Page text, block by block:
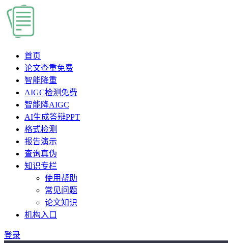
首页
论文查重免费
智能降重
AIGC检测 免费
智能降AIGC
AI生成答辩PPT
格式检测
报告演示
查询真伪
知识专栏
使用帮助
常见问题
论文知识
机构入口
登录